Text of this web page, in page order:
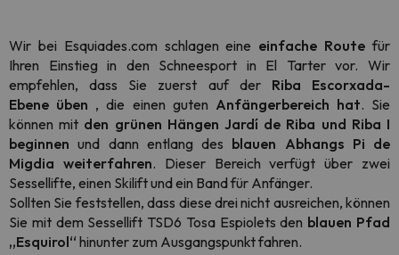
Wir bei Esquiades.com schlagen eine einfache Route für
Ihren Einstieg in den Schneesport in El Tarter vor. Wir
empfehlen, dass Sie zuerst auf der Riba Escorxada-
Ebene üben , die einen guten Anfängerbereich hat. Sie
können mit den grünen Hängen Jardí de Riba und Riba I
beginnen und dann entlang des blauen Abhangs Pi de
Migdia weiterfahren. Dieser Bereich verfügt über zwei
Sessellifte, einen Skilift und ein Band für Anfänger.
Sollten Sie feststellen, dass diese drei nicht ausreichen, können
Sie mit dem Sessellift TSD6 Tosa Espiolets den blauen Pfad
„Esquirol“ hinunter zum Ausgangspunkt fahren.